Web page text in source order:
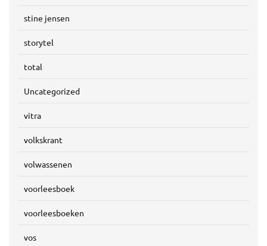
stine jensen
storytel
total
Uncategorized
vitra
volkskrant
volwassenen
voorleesboek
voorleesboeken
vos